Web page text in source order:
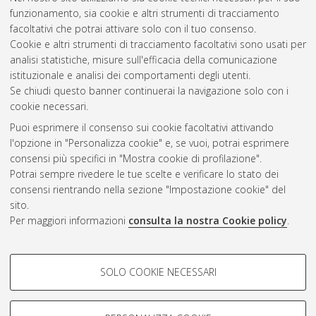
funzionamento, sia cookie e altri strumenti di tracciamento
facoltativi che potrai attivare solo con il tuo consenso.
Cookie e altri strumenti di tracciamento facoltativi sono usati per
analisi statistiche, misure sull'efficacia della comunicazione
istituzionale e analisi dei comportamenti degli utenti.
Se chiudi questo banner continuerai la navigazione solo con i
cookie necessari.
Puoi esprimere il consenso sui cookie facoltativi attivando
l'opzione in "Personalizza cookie" e, se vuoi, potrai esprimere
consensi più specifici in "Mostra cookie di profilazione".
Potrai sempre rivedere le tue scelte e verificare lo stato dei
consensi rientrando nella sezione "Impostazione cookie" del
sito.
Per maggiori informazioni consulta la nostra Cookie policy.
COOKIE DI PROFILAZIONE -
Si tratta di cookie utilizzati per analizzare le caratteristiche della
SOLO COOKIE NECESSARI
2010(1)
2009 (3)
2008(3)
2007(4)
Atom
Rss 1.0
Rss 2.0
ISSN: 2038-7946
Impostazioni Cookie
Informativa sulla privacy
Condizioni d’uso del sito